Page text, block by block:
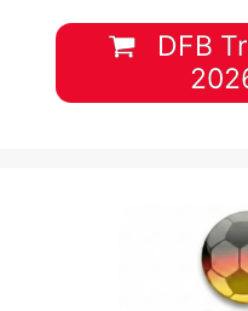
DFB